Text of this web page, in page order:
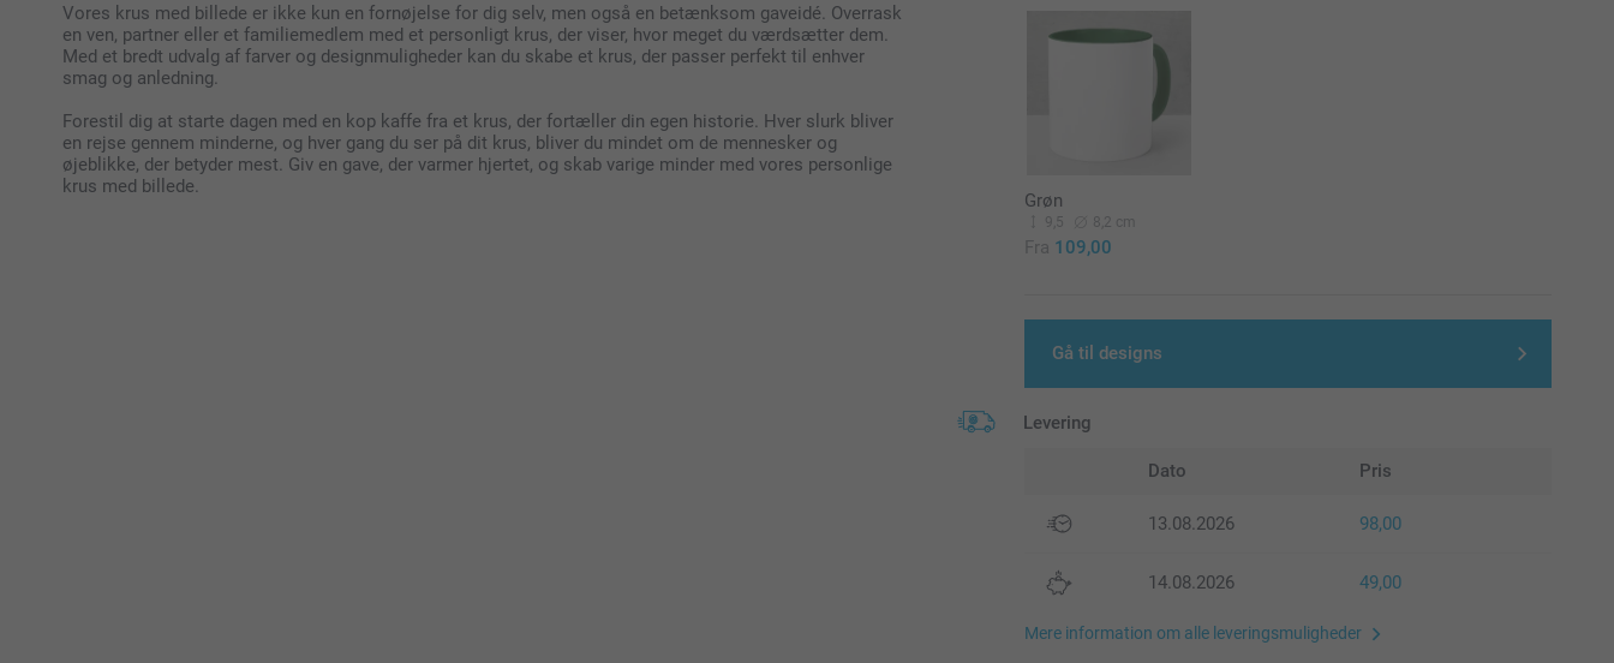
Vores krus med billede er ikke kun en fornøjelse for dig selv, men også en betænksom gaveidé. Overrask
en ven, partner eller et familiemedlem med et personligt krus, der viser, hvor meget du værdsætter dem.
Med et bredt udvalg af farver og designmuligheder kan du skabe et krus, der passer perfekt til enhver
smag og anledning.
Forestil dig at starte dagen med en kop kaffe fra et krus, der fortæller din egen historie. Hver slurk bliver
en rejse gennem minderne, og hver gang du ser på dit krus, bliver du mindet om de mennesker og
øjeblikke, der betyder mest. Giv en gave, der varmer hjertet, og skab varige minder med vores personlige
krus med billede.
Grøn
9,5 8,2 cm
Fra 109,00
Gå til designs
Levering
Dato Pris
13.08.2026 98,00
14.08.2026 49,00
Mere information om alle leveringsmuligheder